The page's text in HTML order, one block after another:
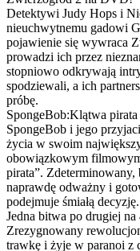
Detektywi Judy Hops i
nieuchwytnemu gadowi
pojawienie się wywraca
prowadzi ich przez
stopniowo odkrywają
spodziewali, a ich
próbę.
SpongeBob:Klątwa
SpongeBob i jego
życia w swoim
obowiązkowym
pirata”.
naprawdę odważny i
podejmuje śmiałą
Jedna bitwa po drugiej
Zrezygnowany
trawkę i żyje w paranoi z